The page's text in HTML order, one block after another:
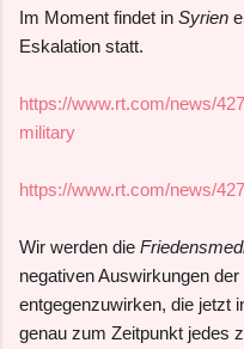
Im Moment findet in Syrien
Eskalation statt.
https://www.rt.com/news/
military
https://www.rt.com/news/
Wir werden die
negativen Auswirkungen
entgegenzuwirken, die jetzt
genau zum Zeitpunkt jedes